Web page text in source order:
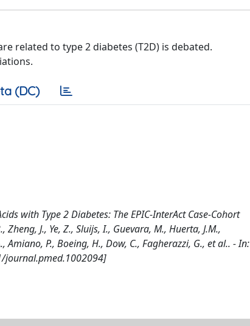
related to type 2 diabetes (T2D) is debated.
(DC)
with Type 2 Diabetes: The EPIC-InterAct Case-Cohort
J., Ye, Z., Sluijs, I., Guevara, M., Huerta, J.M.,
Amiano, P., Boeing, H., Dow, C., Fagherazzi, G., et al.. - In:
journal.pmed.1002094]